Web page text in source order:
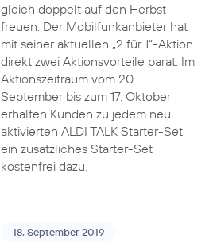
gleich doppelt auf den Herbst
freuen. Der Mobilfunkanbieter hat
mit seiner aktuellen „2 für 1“-Aktion
direkt zwei Aktionsvorteile parat. Im
Aktionszeitraum vom 20.
September bis zum 17. Oktober
erhalten Kunden zu jedem neu
aktivierten ALDI TALK Starter-Set
ein zusätzliches Starter-Set
kostenfrei dazu.
18. September 2019